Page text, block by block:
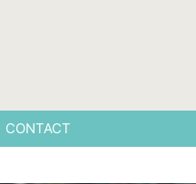
CONTACT